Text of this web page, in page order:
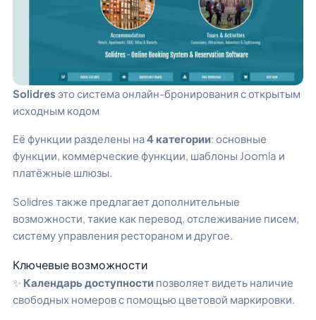
Solidres это система онлайн-бронирования с открытым
исходным кодом
Её функции разделены на4 категории: основные
функции, коммерческие функции, шаблоны Joomla и
платёжные шлюзы.
Solidres также предлагает дополнительные
возможности, такие как перевод, отслеживание писем,
систему управления рестораном и другое.
Ключевые возможности
✨ Календарь доступности позволяет видеть наличие
свободных номеров с помощью цветовой маркировки.